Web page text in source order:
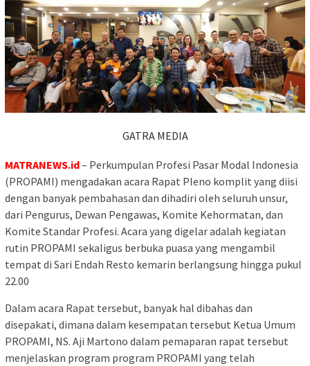
GATRA MEDIA
MATRANEWS.id– Perkumpulan Profesi Pasar Modal Indonesia
(PROPAMI) mengadakan acara Rapat Pleno komplit yang diisi
dengan banyak pembahasan dan dihadiri oleh seluruh unsur,
dari Pengurus, Dewan Pengawas, Komite Kehormatan, dan
Komite Standar Profesi. Acara yang digelar adalah kegiatan
rutin PROPAMI sekaligus berbuka puasa yang mengambil
tempat di Sari Endah Resto kemarin berlangsung hingga pukul
22.00
Dalam acara Rapat tersebut, banyak hal dibahas dan
disepakati, dimana dalam kesempatan tersebut Ketua Umum
PROPAMI, NS. Aji Martono dalam pemaparan rapat tersebut
menjelaskan program program PROPAMI yang telah